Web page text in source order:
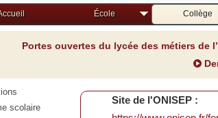
École Collège
Portes ouvertes du lycée des métiers de
scolaire
Site de l'ONISEP :